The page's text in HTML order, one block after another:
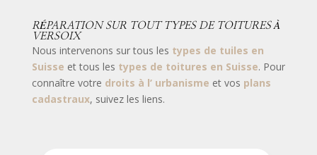
RÉPARATION SUR TOUT TYPES DE TOITURES À
VERSOIX
Nous intervenons sur tous les types de tuiles en
Suisse et tous les types de toitures en Suisse. Pour
connaître votre droits à l’ urbanisme et vos plans
cadastraux, suivez les liens.